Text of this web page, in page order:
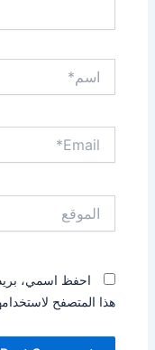
احفظ اسمي،
هذا المتصفح